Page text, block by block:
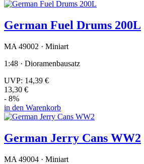
German Fuel Drums 200L
MA 49002 · Miniart
1:48 · Dioramenbausatz
UVP: 14,39 €
13,30 €
- 8%
in den Warenkorb
German Jerry Cans WW2
MA 49004 · Miniart